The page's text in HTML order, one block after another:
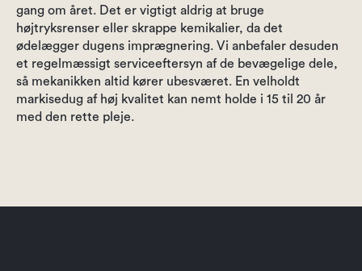
gang om året. Det er vigtigt aldrig at bruge
højtryksrenser eller skrappe kemikalier, da det
ødelægger dugens imprægnering. Vi anbefaler desuden
et regelmæssigt serviceeftersyn af de bevægelige dele,
så mekanikken altid kører ubesværet. En velholdt
markisedug af høj kvalitet kan nemt holde i 15 til 20 år
med den rette pleje.